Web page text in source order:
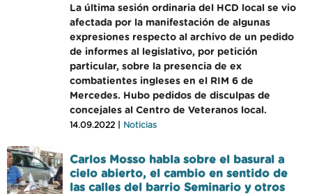
La última sesión ordinaria del HCD local se vio
afectada por la manifestación de algunas
expresiones respecto al archivo de un pedido
de informes al legislativo, por petición
particular, sobre la presencia de ex
combatientes ingleses en el RIM 6 de
Mercedes. Hubo pedidos de disculpas de
concejales al Centro de Veteranos local.
14.09.2022 | Noticias
Carlos Mosso habla sobre el basural a
cielo abierto, el cambio en sentido de
las calles del barrio Seminario y otros